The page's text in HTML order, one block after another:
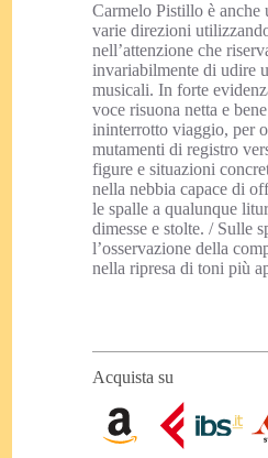
Carmelo Pistillo è anche
varie direzioni
nell’attenzione che
invariabilmente di udire
musicali. In forte
voce risuona netta e
ininterrotto viaggio, per
mutamenti di registro
figure e situazioni
nella nebbia capace di
le spalle a qualunque
dimesse e stolte. / Sulle
l’osservazione della
nella ripresa di toni più
Acquista su